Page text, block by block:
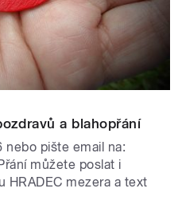
a blahopřání
nebo pište email na:
můžete poslat i
HRADEC mezera a text